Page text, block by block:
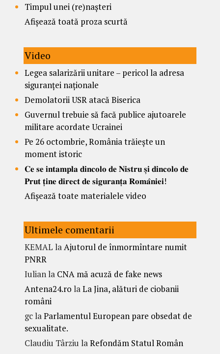
Timpul unei (re)nașteri
Afișează toată proza scurtă
Video
Legea salarizării unitare – pericol la adresa
siguranței naționale
Demolatorii USR atacă Biserica
Guvernul trebuie să facă publice ajutoarele
militare acordate Ucrainei
Pe 26 octombrie, România trăiește un
moment istoric
𝐂𝐞 𝐬𝐞 𝐢𝐧𝐭𝐚𝐦𝐩𝐥𝐚 𝐝𝐢𝐧𝐜𝐨𝐥𝐨 𝐝𝐞 𝐍𝐢𝐬𝐭𝐫𝐮 𝐬̦𝐢 𝐝𝐢𝐧𝐜𝐨𝐥𝐨 𝐝𝐞
𝐏𝐫𝐮𝐭 𝐭̦𝐢𝐧𝐞 𝐝𝐢𝐫𝐞𝐜𝐭 𝐝𝐞 𝐬𝐢𝐠𝐮𝐫𝐚𝐧𝐭̦𝐚 𝐑𝐨𝐦𝐚̂𝐧𝐢𝐞𝐢!
Afișează toate materialele video
Ultimele comentarii
KEMAL laAjutorul de înmormîntare numit
PNRR
Iulianla CNA mă acuză de fake news
Antena24.ro laLa Jina, alături de ciobanii
români
gclaParlamentul European pare obsedat de
sexualitate.
Claudiu Târziu laRefondăm Statul Român